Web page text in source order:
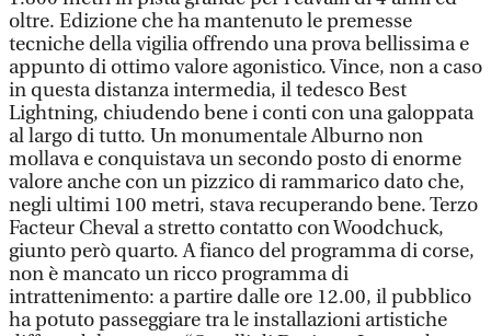
oltre. Edizione che ha mantenuto le premesse
tecniche della vigilia offrendo una prova bellissima e
appunto di ottimo valore agonistico. Vince, non a caso
in questa distanza intermedia, il tedesco Best
Lightning, chiudendo bene i conti con una galoppata
al largo di tutto. Un monumentale Alburno non
mollava e conquistava un secondo posto di enorme
valore anche con un pizzico di rammarico dato che,
negli ultimi 100 metri, stava recuperando bene. Terzo
Facteur Cheval a stretto contatto con Woodchuck,
giunto però quarto. A fianco del programma di corse,
non è mancato un ricco programma di
intrattenimento: a partire dalle ore 12.00, il pubblico
ha potuto passeggiare tra le installazioni artistiche